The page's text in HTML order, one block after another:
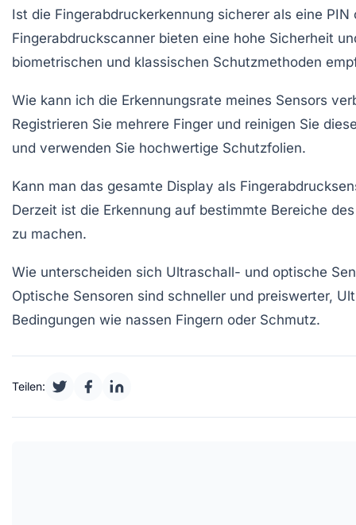
Ist die Fingerabdruckerkennung sicherer als eine PIN
Fingerabdruckscanner bieten eine hohe Sicherheit
biometrischen und klassischen Schutzmethoden
Wie kann ich die Erkennungsrate meines Sensors
Registrieren Sie mehrere Finger und reinigen Sie
und verwenden Sie hochwertige Schutzfolien.
Kann man das gesamte Display als
Derzeit ist die Erkennung auf bestimmte Bereiche
zu machen.
Wie unterscheiden sich Ultraschall- und optische
Optische Sensoren sind schneller und preiswerter,
Bedingungen wie nassen Fingern oder Schmutz.
Teilen: